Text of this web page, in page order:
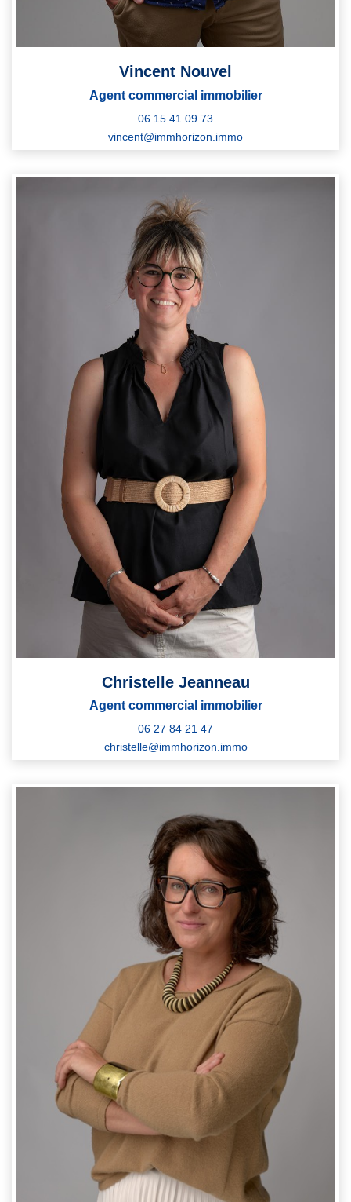
Vincent Nouvel
Agent commercial immobilier
06 15 41 09 73
vincent@immhorizon.immo
Christelle Jeanneau
Agent commercial immobilier
06 27 84 21 47
christelle@immhorizon.immo